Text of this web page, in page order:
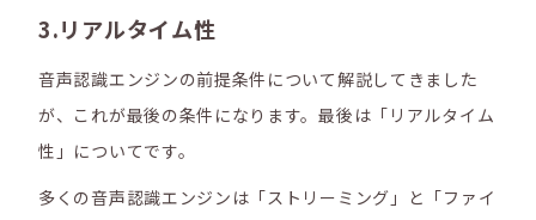
3.リアルタイム性
音声認識エンジンの前提条件について解説してきました
が、これが最後の条件になります。最後は「リアルタイム
性」についてです。
多くの音声認識エンジンは「ストリーミング」と「ファイ